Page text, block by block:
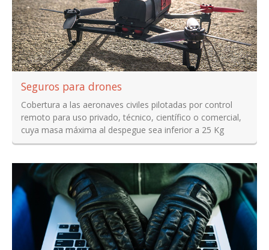
Seguros para drones
Cobertura a las aeronaves civiles pilotadas por control
remoto para uso privado, técnico, científico o comercial,
cuya masa máxima al despegue sea inferior a 25 Kg